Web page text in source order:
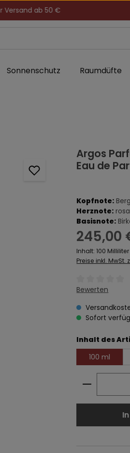
Versand ab 50 €
Sonnenschutz Raumdüfte
Argos
Eau de
Kopfnote:
Herznote:
Basisnote:
Regulärer Preis:
245,00
Inhalt:100 Milliliter
Preise inkl.
Bewerten
Sofort
Inhalt des
100 ml